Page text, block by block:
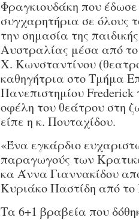
Φραγκιουδάκη που
συγχαρητήρια σε όλους
την σημασία της
Αυστραλίας μέσα από
Χ. Κωνσταντίνου
καθηγήτρια στο Τμήμα
Πανεπιστημίου
οφέλη του θεάτρου στη
είπε η κ. Πουταχίδου.
«Ένα εγκάρδιο
παραγωγούς των
κα Άννα Γιαννακίδου
Κυριάκο Παστίδη από
Τα 6+1 βραβεία που